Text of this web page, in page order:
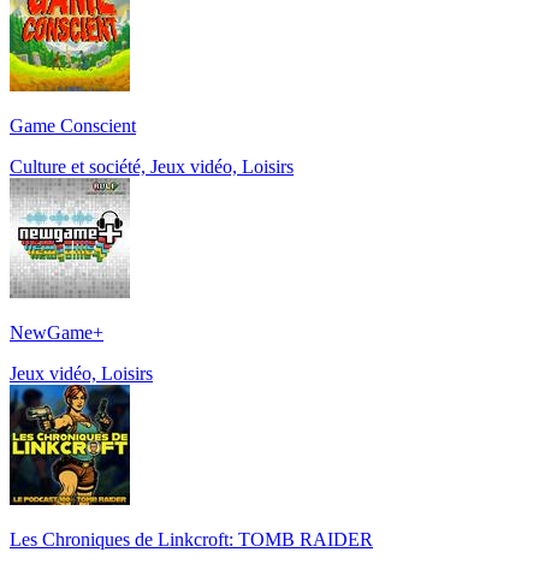
Game Conscient
Culture et société, Jeux vidéo, Loisirs
NewGame+
Jeux vidéo, Loisirs
Les Chroniques de Linkcroft: TOMB RAIDER